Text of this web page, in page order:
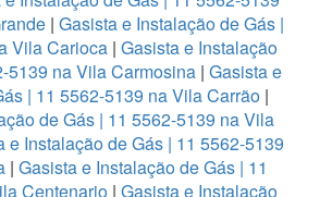
| Gasista e Instalação de Gás |
Vila Carioca| Gasista e Instalação
5139 na Vila Carmosina| Gasista e
| 11 5562-5139 na Vila Carrão |
de Gás | 11 5562-5139 na Vila
e Instalação de Gás | 11 5562-5139
| Gasista e Instalação de Gás | 11
Centenario | Gasista e Instalação